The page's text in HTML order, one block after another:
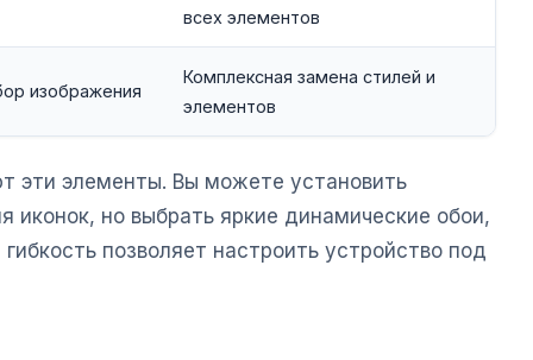
всех элементов
изображения
Комплексная замена стилей и
элементов
эти элементы. Вы можете установить
иконок, но выбрать яркие динамические обои,
позволяет настроить устройство под